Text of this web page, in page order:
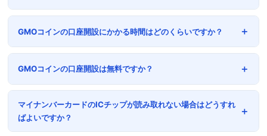
GMOコインの口座開設にかかる時間はどのくらいですか？
GMOコインの口座開設は無料ですか？
マイナンバーカードのICチップが読み取れない場合はどうすれ
ばよいですか？